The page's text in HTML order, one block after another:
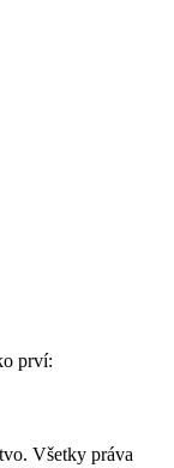
prví:
Všetky práva